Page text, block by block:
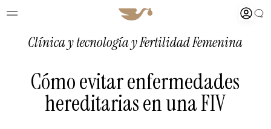
Clínica y tecnologíayFertilidad Femenina
Cómo evitar enfermedades
hereditarias en una FIV